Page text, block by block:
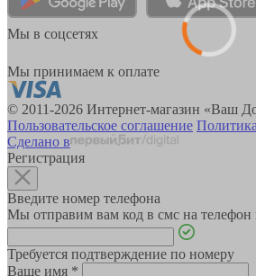
Мы в соцсетях
Мы принимаем к оплате
© 2011-2026 Интернет-магазин «Ваш
Пользовательское соглашение
Сделано в
Регистрация
Введите номер телефона
Мы отправим вам код в смс на
Требуется подтверждение по номеру
Ваше имя *